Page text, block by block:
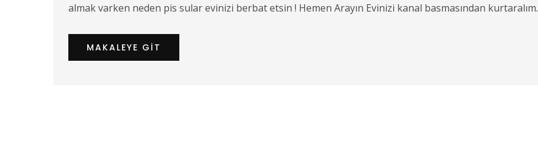
almak varken neden pis sular evinizi berbat etsin ! Hemen Arayın Evinizi kanal basmasından kurtaralım.
MAKALEYE GIT